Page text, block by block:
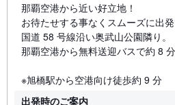
那覇空港から近い好立地！
お待たせする事なくスムーズに出発
国道 58 号線沿い奥武山公園隣り。
那覇空港から無料送迎バスで約 8 分
※旭橋駅から空港向け徒歩約 9 分
出発時のご案内